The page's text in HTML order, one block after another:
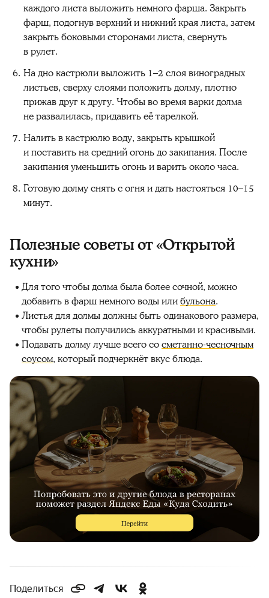
каждого листа выложить немного фарша. Закрыть
фарш, подогнув верхний и нижний края листа, затем
закрыть боковыми сторонами листа, свернуть
в рулет.
На дно кастрюли выложить 1–2 слоя виноградных
листьев, сверху слоями положить долму, плотно
прижав друг к другу. Чтобы во время варки долма
не развалилась, придавить её тарелкой.
Налить в кастрюлю воду, закрыть крышкой
и поставить на средний огонь до закипания. После
закипания уменьшить огонь и варить около часа.
Готовую долму снять с огня и дать настояться 10–15
минут.
Полезные советы от «Открытой
кухни»
Для того чтобы долма была более сочной, можно
добавить в фарш немного воды илибульона.
Листья для долмы должны быть одинакового размера,
чтобы рулеты получились аккуратными и красивыми.
Подавать долму лучше всего сосметанно-чесночным
соусом, который подчеркнёт вкус блюда.
Поделиться